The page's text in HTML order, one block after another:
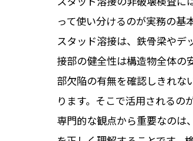
って使い分けるのが実務の基
スタッド溶接は、鉄骨梁やデ
接部の健全性は構造物全体の
部欠陥の有無を確認しきれな
ります。そこで活用されるの
専門的な観点から重要なのは